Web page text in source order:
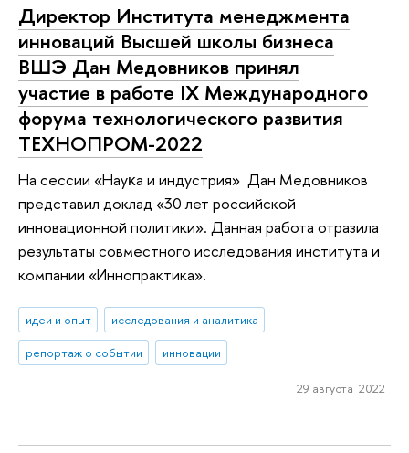
Директор Института менеджмента
инноваций Высшей школы бизнеса
ВШЭ Дан Медовников принял
участие в работе IX Международного
форума технологического развития
ТЕХНОПРОМ-2022
На сессии «Науĸа и индустрия» Дан Медовников
представил доклад «30 лет российской
инновационной политики». Данная работа отразила
результаты совместного исследования института и
компании «Иннопрактика».
идеи и опыт
исследования и аналитика
репортаж о событии
инновации
29 августа 2022